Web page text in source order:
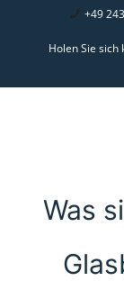
+49
Holen Sie sich
Was